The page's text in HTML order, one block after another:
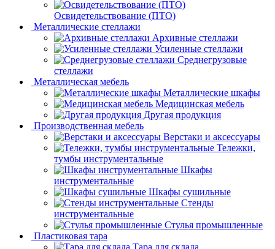
Освидетельствование (ПТО)
Металлические стеллажи
Архивные стеллажи
Усиленные стеллажи
Среднегрузовые
стеллажи
Металлическая мебель
Металлические шкафы
Медицинская мебель
Другая продукция
Производственная мебель
Верстаки и аксессуары
Тележки,
тумбы инструментальные
Шкафы
инструментальные
Шкафы сушильные
Стенды
инструментальные
Cтулья промышленные
Пластиковая тара